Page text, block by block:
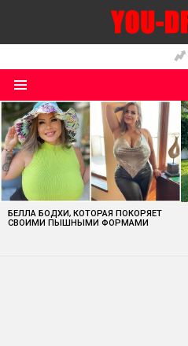
MOST
VIEWED
STORIES
БЕЛЛА БОДХИ, КОТОРАЯ ПОКОРЯЕТ
СВОИМИ ПЫШНЫМИ ФОРМАМИ